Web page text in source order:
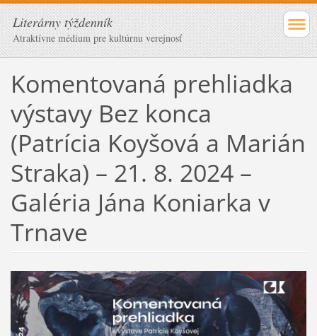
Literárny týždenník
Atraktívne médium pre kultúrnu verejnosť
Komentovaná prehliadka
výstavy Bez konca
(Patrícia Koyšová a Marián
Straka) – 21. 8. 2024 –
Galéria Jána Koniarka v
Trnave